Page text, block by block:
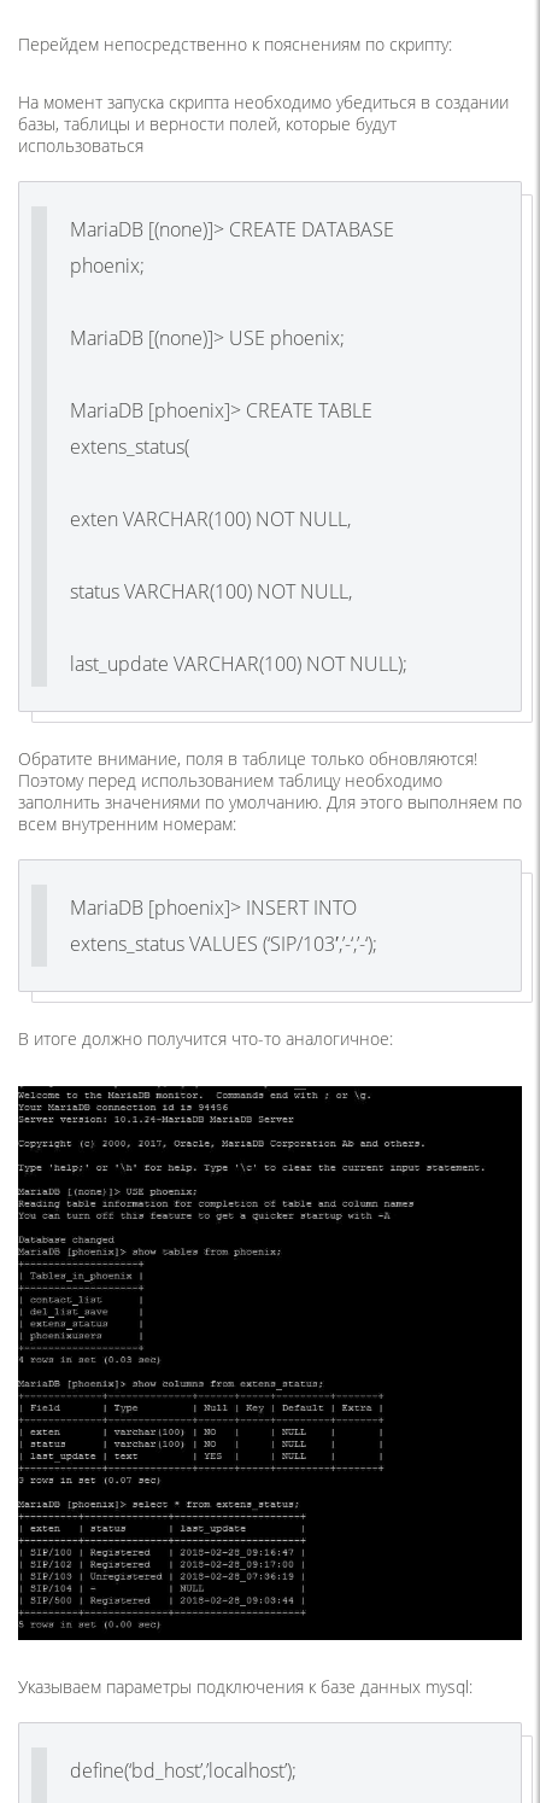
Перейдем непосредственно к пояснениям по скрипту:
На момент запуска скрипта необходимо убедиться в создании
базы, таблицы и верности полей, которые будут
использоваться
MariaDB [(none)]> CREATE DATABASE
phoenix;
MariaDB [(none)]> USE phoenix;
MariaDB [phoenix]> CREATE TABLE
extens_status(
exten VARCHAR(100) NOT NULL,
status VARCHAR(100) NOT NULL,
last_update VARCHAR(100) NOT NULL);
Обратите внимание, поля в таблице только обновляются!
Поэтому перед использованием таблицу необходимо
заполнить значениями по умолчанию. Для этого выполняем по
всем внутренним номерам:
MariaDB [phoenix]> INSERT INTO
extens_status VALUES (‘SIP/103′,’-‘,’-‘);
В итоге должно получится что-то аналогичное:
Указываем параметры подключения к базе данных mysql:
define(‘bd_host’,’localhost’);